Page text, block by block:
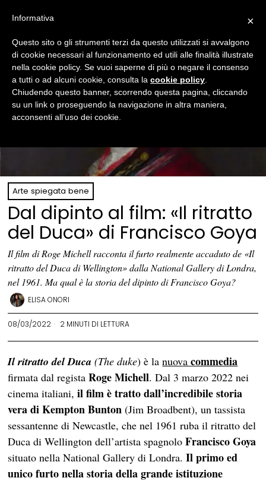
Arte spiegata bene
Dal dipinto al film: «Il ritratto
del Duca» di Francisco Goya
Il film di Roge Michell racconta il furto realmente accaduto de «Il
ritratto del Duca di Wellington» dalla National Gallery di Londra,
nel 1961. Ma qual è la storia del dipinto di Francisco Goya?
ELISA ONORI
08/03/2022 2 MINUTI DI LETTURA
Il ritratto del Duca (The duke) è lanuovacommedia
firmata dal regista Roge Michell. Dal 3 marzo 2022 nei
cinema italiani,il film è tratto dall’incredibile storia
vera di Kempton Bunton (Jim Broadbent), un tassista
sessantenne di Newcastle, che nel 1961 ruba il ritratto del
Duca di Wellington dell’artista spagnoloFrancisco Goya
situato nella National Gallery di Londra.Il primo ed
unico furto nella storia della grande istituzione
×
Informativa
Questo sito o gli strumenti terzi da questo utilizzati si avvalgono
di cookie necessari al funzionamento ed utili alle finalità illustrate
nella cookie policy. Se vuoi saperne di più o negare il consenso
a tutti o ad alcuni cookie, consulta la cookie policy
Chiudendo questo banner, scorrendo questa pagina, cliccando
su un link o proseguendo la navigazione in altra maniera,
acconsenti all’uso dei cookie.